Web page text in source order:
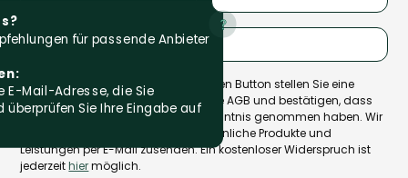
für passende Anbieter
E-Mail-Adresse, die Sie
Sie Ihre Eingabe auf
Mit dem Klick auf den untenstehenden Button stellen Sie eine
Vermittlungsanfrage, akzeptieren die AGB und bestätigen, dass
Sie dieDatenschutzerklärungzur Kenntnis genommen haben. Wir
können Ihnen Informationen über ähnliche Produkte und
Leistungen per E-Mail zusenden. Ein kostenloser Widerspruch ist
jederzeithiermöglich.